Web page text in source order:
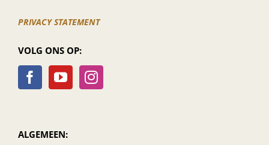
PRIVACY STATEMENT
VOLG ONS OP:
ALGEMEEN: